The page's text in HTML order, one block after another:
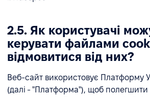
2.5. Як користувачі
керувати файлами
відмовитися від них?
Веб-сайт використовує Платформу
(далі - "Платформа"), щоб полегшити